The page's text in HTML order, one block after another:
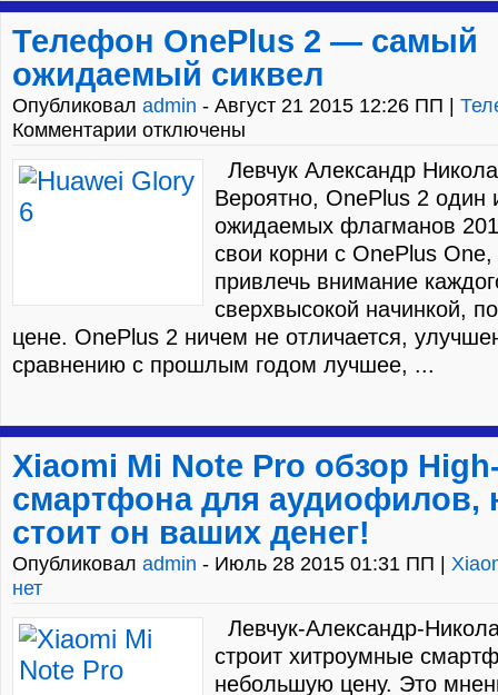
Телефон OnePlus 2 — самый
ожидаемый сиквел
Опубликовал admin - Август 21 2015 12:26 ПП |
Комментарии отключены
Левчук Александр
Вероятно, OnePlus 2 один
ожидаемых флагманов
свои корни с OnePlus
привлечь внимание
сверхвысокой начинкой,
цене. OnePlus 2 ничем не отличается,
сравнению с прошлым годом лучшее, ...
Xiaomi Mi Note Pro обзор
смартфона для аудиофилов,
стоит он ваших денег!
Опубликовал admin - Июль 28 2015 01:31 ПП |
нет
Левчук-Александр-
строит хитроумные
небольшую цену. Это